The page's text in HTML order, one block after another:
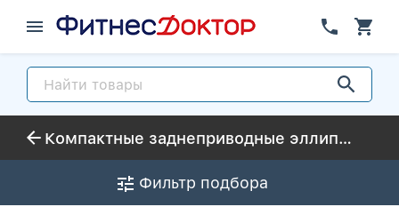
Компактные заднеприводные эллиптические тренажеры небольших размеров
Фильтр подбора